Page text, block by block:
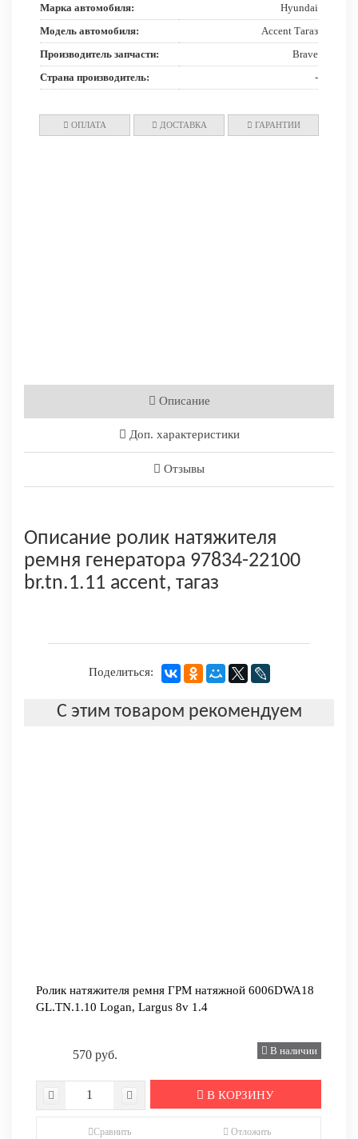
Марка автомобиля:
Hyundai
Модель автомобиля:
Accent Тагаз
Производитель запчасти:
Brave
Страна производитель:
-
ОПЛАТА ДОСТАВКА ГАРАНТИИ
Описание
Доп. характеристики
Отзывы
Описание ролик натяжителя
ремня генератора 97834-22100
br.tn.1.11 accent, тагаз
Поделиться:
С этим товаром рекомендуем
Ролик натяжителя ремня ГРМ натяжной 6006DWA18
GL.TN.1.10 Logan, Largus 8v 1.4
570 руб. В наличии
В КОРЗИНУ
Сравнить Отложить